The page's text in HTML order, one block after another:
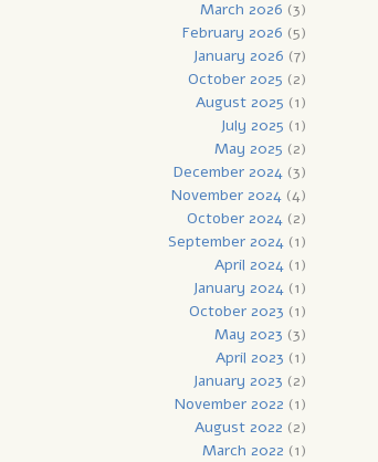
March 2026 (3)
February 2026 (5)
January 2026 (7)
October 2025 (2)
August 2025 (1)
July 2025 (1)
May 2025 (2)
December 2024(3)
November 2024(4)
October 2024(2)
September 2024(1)
April 2024(1)
January 2024(1)
October 2023 (1)
May 2023 (3)
April 2023 (1)
January 2023 (2)
November 2022 (1)
August 2022 (2)
March 2022 (1)